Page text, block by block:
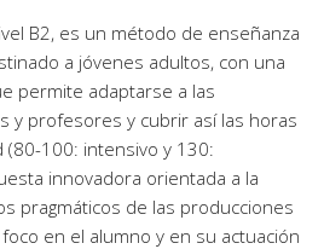
B2, es un método de enseñanza
a jóvenes adultos, con una
permite adaptarse a las
y profesores y cubrir así las horas
100: intensivo y 130:
innovadora orientada a la
pragmáticos de las producciones
en el alumno y en su actuación